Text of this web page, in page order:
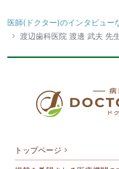
医師(ドクター)のインタビュー
渡辺歯科医院 渡邊 武夫 先
トップページ